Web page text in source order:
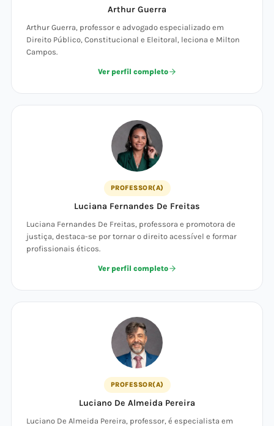
Arthur Guerra
Arthur Guerra, professor e advogado especializado em
Direito Público, Constitucional e Eleitoral, leciona e Milton
Campos.
Ver perfil completo
PROFESSOR(A)
Luciana Fernandes De Freitas
Luciana Fernandes De Freitas, professora e promotora de
justiça, destaca-se por tornar o direito acessível e formar
profissionais éticos.
Ver perfil completo
PROFESSOR(A)
Luciano De Almeida Pereira
Luciano De Almeida Pereira, professor, é especialista em